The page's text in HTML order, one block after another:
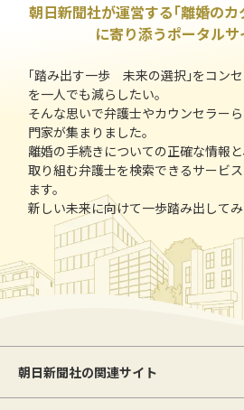
朝日新聞社が運営する｢離婚の
に寄り添うポータルサ
｢踏み出す一歩 未来の選択｣をコン
を一人でも減らしたい。
そんな思いで弁護士やカウンセラー
門家が集まりました。
離婚の手続きについての正確な情報
取り組む弁護士を検索できるサービ
ます。
新しい未来に向けて一歩踏み出して
朝日新聞社の関連サイト